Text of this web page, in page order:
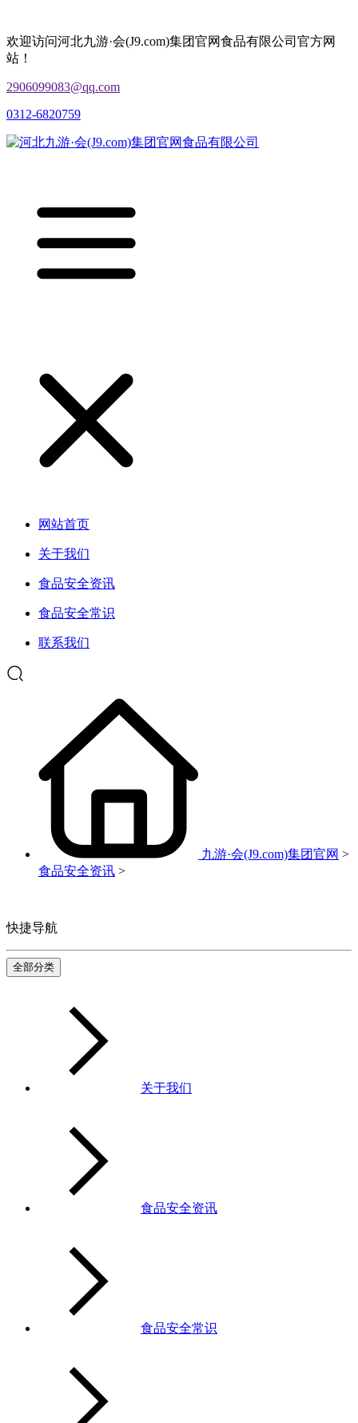
欢迎访问河北九游·会(J9.com)集团官网食品有限公司官方网
站！
2906099083@qq.com
0312-6820759
网站首页
关于我们
食品安全资讯
食品安全常识
联系我们
九游·会(J9.com)集团官网 >
食品安全资讯 >
快捷导航
全部分类
关于我们
食品安全资讯
食品安全常识